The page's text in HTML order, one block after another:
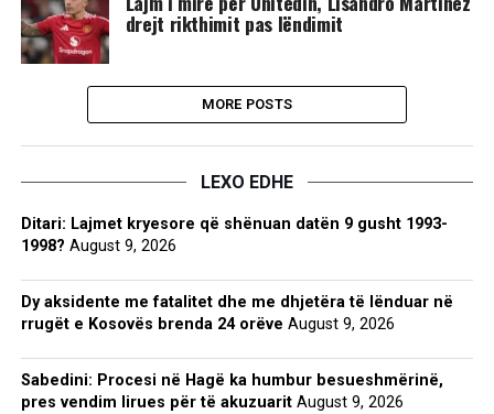
drejt rikthimit pas lëndimit
MORE POSTS
LEXO EDHE
Ditari: Lajmet kryesore që shënuan datën 9 gusht 1993-
1998? August 9, 2026
Dy aksidente me fatalitet dhe me dhjetëra të lënduar në
rrugët e Kosovës brenda 24 orëve August 9, 2026
Sabedini: Procesi në Hagë ka humbur besueshmërinë,
pres vendim lirues për të akuzuarit August 9, 2026